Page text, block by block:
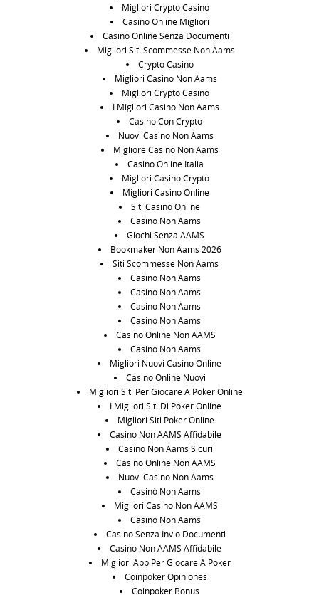
Migliori Crypto Casino
Casino Online Migliori
Casino Online Senza Documenti
Migliori Siti Scommesse Non Aams
Crypto Casino
Migliori Casino Non Aams
Migliori Crypto Casino
I Migliori Casino Non Aams
Casino Con Crypto
Nuovi Casino Non Aams
Migliore Casino Non Aams
Casino Online Italia
Migliori Casino Crypto
Migliori Casino Online
Siti Casino Online
Casino Non Aams
Giochi Senza AAMS
Bookmaker Non Aams 2026
Siti Scommesse Non Aams
Casino Non Aams
Casino Non Aams
Casino Non Aams
Casino Non Aams
Casino Online Non AAMS
Casino Non Aams
Migliori Nuovi Casino Online
Casino Online Nuovi
Migliori Siti Per Giocare A Poker Online
I Migliori Siti Di Poker Online
Migliori Siti Poker Online
Casino Non AAMS Affidabile
Casino Non Aams Sicuri
Casino Online Non AAMS
Nuovi Casino Non Aams
Casinò Non Aams
Migliori Casino Non AAMS
Casino Non Aams
Casino Senza Invio Documenti
Casino Non AAMS Affidabile
Migliori App Per Giocare A Poker
Coinpoker Opiniones
Coinpoker Bonus